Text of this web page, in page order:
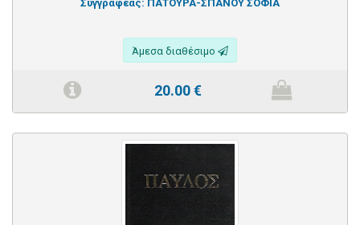
Συγγραφέας: ΠΑΤΟΥΡΑ-ΣΠΑΝΟΥ ΣΟΦΙΑ
Άμεσα διαθέσιμο
20.00€